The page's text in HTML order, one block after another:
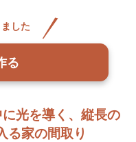
光を導く、縦長の
る家の間取り
した
る